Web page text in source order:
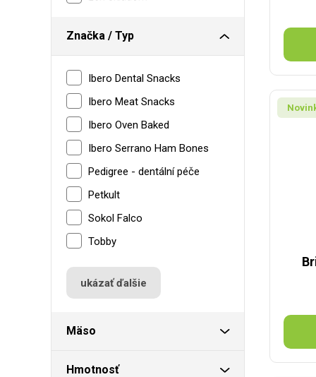
Značka / Typ
Ibero Dental Snacks
Ibero Meat Snacks
Ibero Oven Baked
Ibero Serrano Ham Bones
Pedigree - dentální péče
Petkult
Sokol Falco
Tobby
ukázať ďalšie
Mäso
Hmotnosť